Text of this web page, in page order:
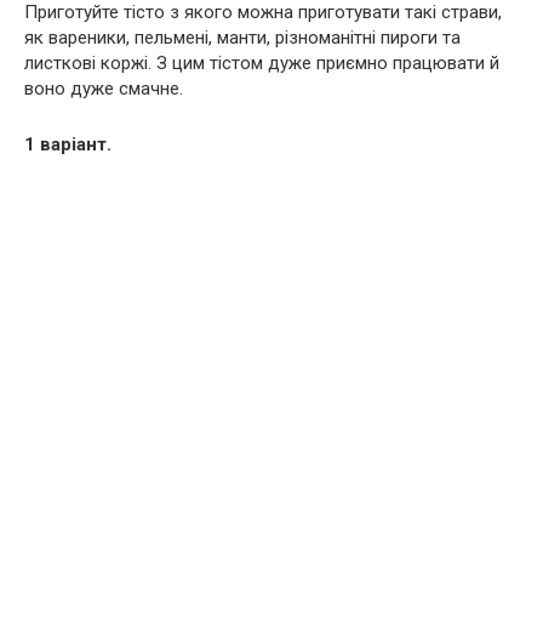
Приготуйте тісто з якого можна приготувати такі страви,
як вареники, пельмені, манти, різноманітні пироги та
листкові коржі. З цим тістом дуже приємно працювати й
воно дуже смачне.
1 варіант.